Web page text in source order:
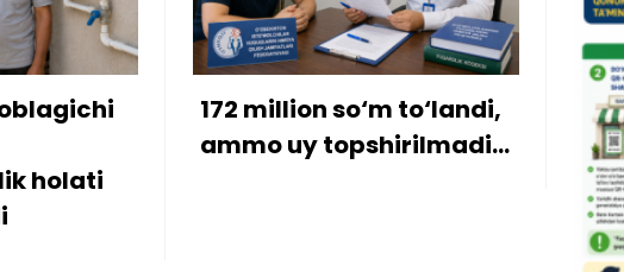
172 million so‘m to‘landi,
ammo uy topshirilmadi…